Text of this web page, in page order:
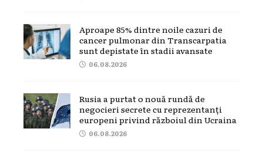
Aproape 85% dintre noile cazuri de
cancer pulmonar din Transcarpatia
sunt depistate în stadii avansate
06.08.2026
Rusia a purtat o nouă rundă de
negocieri secrete cu reprezentanți
europeni privind războiul din Ucraina
06.08.2026